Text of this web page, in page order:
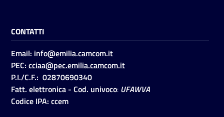
Seguici
CONTATTI
Email: info@emilia.camcom.it
PEC: cciaa@pec.emilia.camcom.it
P.I./C.F.: 02870690340
Fatt. elettronica - Cod. univoco: UFAWVA
Codice IPA: ccem